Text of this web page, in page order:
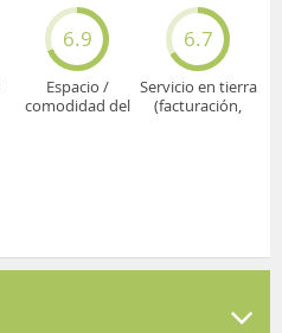
6.9
Espacio /
comodidad del
6.7
Servicio en tierra
(facturación,